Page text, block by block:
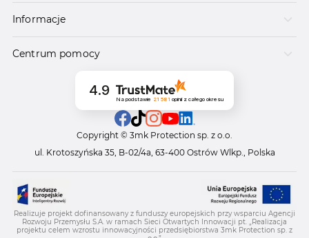
Informacje
Centrum pomocy
4.9
Na podstawie 21 581 opinii z całego okresu
Copyright © 3mk Protection sp. z o.o.
ul. Krotoszyńska 35, B-02/4a, 63-400 Ostrów Wlkp., Polska
Realizuje projekt dofinansowany z funduszy europejskich przy wsparciu Agencji
Rozwoju Przemysłu S.A. w ramach Sieci Otwartych Innowacji pt. „Realizacja
projektu celem wzrostu innowacyjności przedsiębiorstwa 3mk Protection sp. z